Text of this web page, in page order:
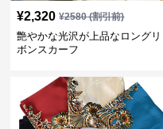
¥2,320 ¥2580(割引前)
艶やかな光沢が上品なロングリ
ボンスカーフ